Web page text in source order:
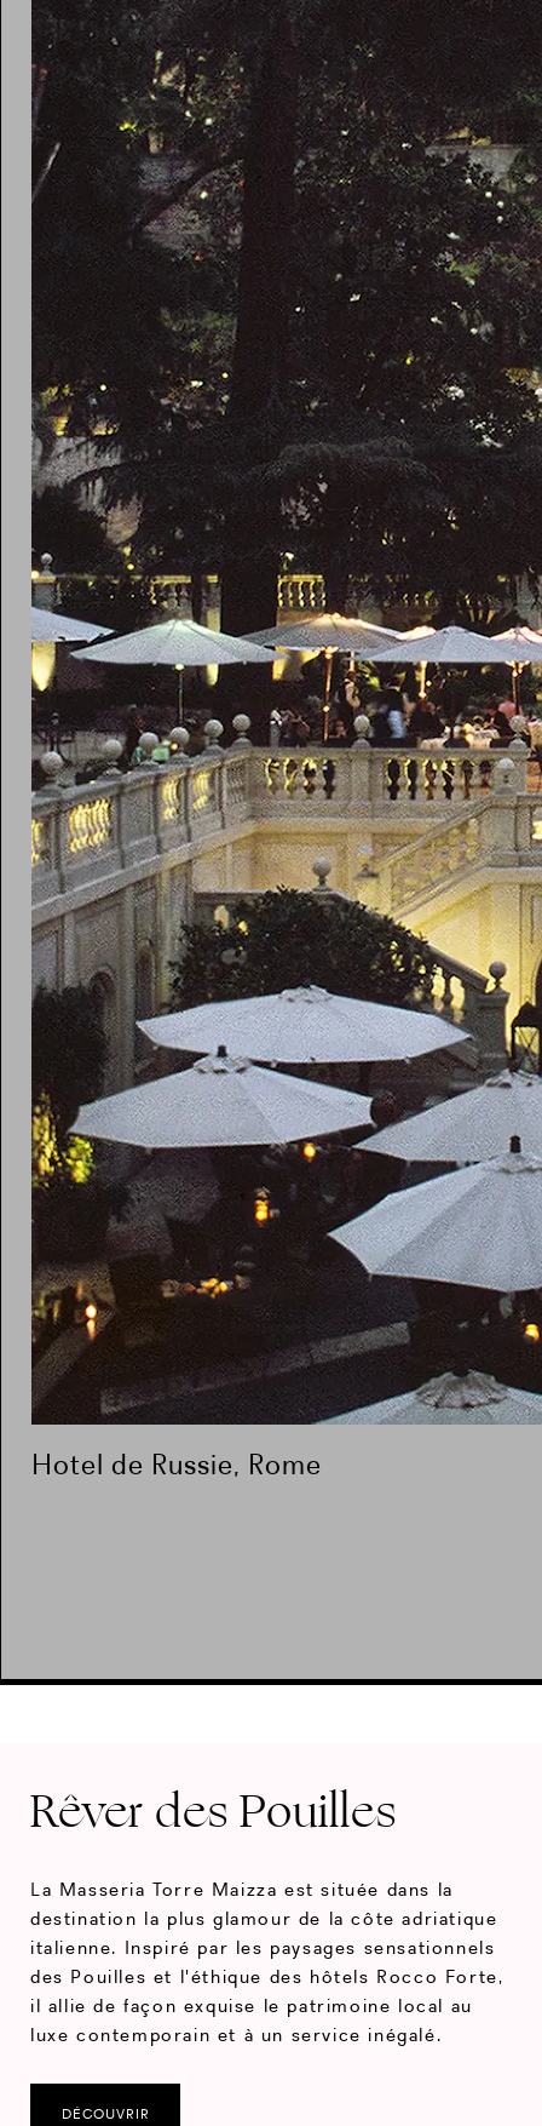
Hotel de Russie, Rome
Rêver des Pouilles
La Masseria Torre Maizza est située dans la
destination la plus glamour de la côte adriatique
italienne. Inspiré par les paysages sensationnels
des Pouilles et l'éthique des hôtels Rocco Forte,
il allie de façon exquise le patrimoine local au
luxe contemporain et à un service inégalé.
DÉCOUVRIR